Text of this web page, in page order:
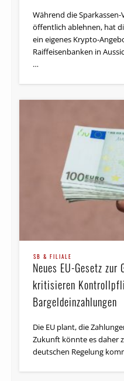
Während die
öffentlich ablehnen, hat
ein eigenes Krypto-
Raiffeisenbanken in
…
SB & FILIALE
Neues EU-Gesetz zur
kritisieren
Bargeldeinzahlungen
Die EU plant, die
Zukunft könnte es daher
deutschen Regelung